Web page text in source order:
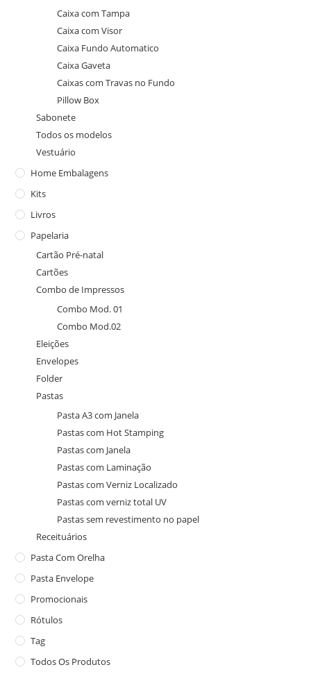
Caixa com Tampa
Caixa com Visor
Caixa Fundo Automatico
Caixa Gaveta
Caixas com Travas no Fundo
Pillow Box
Sabonete
Todos os modelos
Vestuário
Home Embalagens
Kits
Livros
Papelaria
Cartão Pré-natal
Cartões
Combo de Impressos
Combo Mod. 01
Combo Mod.02
Eleições
Envelopes
Folder
Pastas
Pasta A3 com Janela
Pastas com Hot Stamping
Pastas com Janela
Pastas com Laminação
Pastas com Verniz Localizado
Pastas com verniz total UV
Pastas sem revestimento no papel
Receituários
Pasta Com Orelha
Pasta Envelope
Promocionais
Rótulos
Tag
Todos Os Produtos